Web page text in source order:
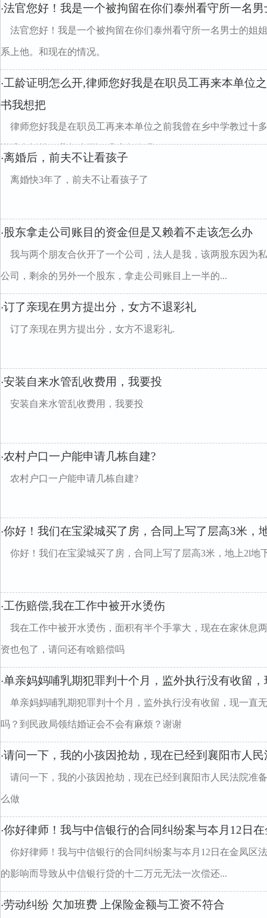
·法官您好！我是一个被拘留在你们泰州看守所一名
法官您好！我是一个被拘留在你们泰州看守所一名男士的姐
系上他。和现在的情况。
·工龄证明怎么开,律师您好我是在职员工再来本单位
书我想把
律师您好我是在职员工再来本单位之前我曾在乡中学教过十
说没有抵挡了我怎么开证明才有效呀
·离婚后，前夫不让看孩子
离婚快3年了，前夫不让看孩子了
·股东拿走公司账目的资金但是又赖着不走该怎么办
我与两个朋友合伙开了一个公司，法人是我，该两股东因为
公司，剩余的另外一个股东，拿走公司账目上一半的...
·订了亲现在男方提出分，女方不退彩礼
订了亲现在男方提出分，女方不退彩礼.
·安装自来水管乱收费用，我要投
安装自来水管乱收费用，我要投
·农村户口一户能申请几栋自建?
农村户口一户能申请几栋自建?
·你好！我们在宝梁城买了房，合同上写了层高3米，
你好！我们在宝梁城买了房，合同上写了层高3米，地上2l地
·工伤赔偿,我在工作中被开水烫伤
我在工作中被开水烫伤，面积有半个手掌大，现在在家休息
资也包了，请问还有啥赔偿吗
·单亲妈妈哺乳期犯罪判十个月，监外执行没有收留
单亲妈妈哺乳期犯罪判十个月，监外执行没有收留，现一直
吗？到民政局领结婚证会不会有麻烦？谢谢
·请问一下，我的小孩因抢劫，现在已经到襄阳市人
请问一下，我的小孩因抢劫，现在已经到襄阳市人民法院准
么做
·你好律师！我与中信银行的合同纠纷案与夲月12日
你好律师！我与中信银行的合同纠纷案与夲月12日在金凤区
的影响而导致从中信银行贷的十二万元无法一次偿还...
·劳动纠纷 欠加班费 上保险金额与工资不符合